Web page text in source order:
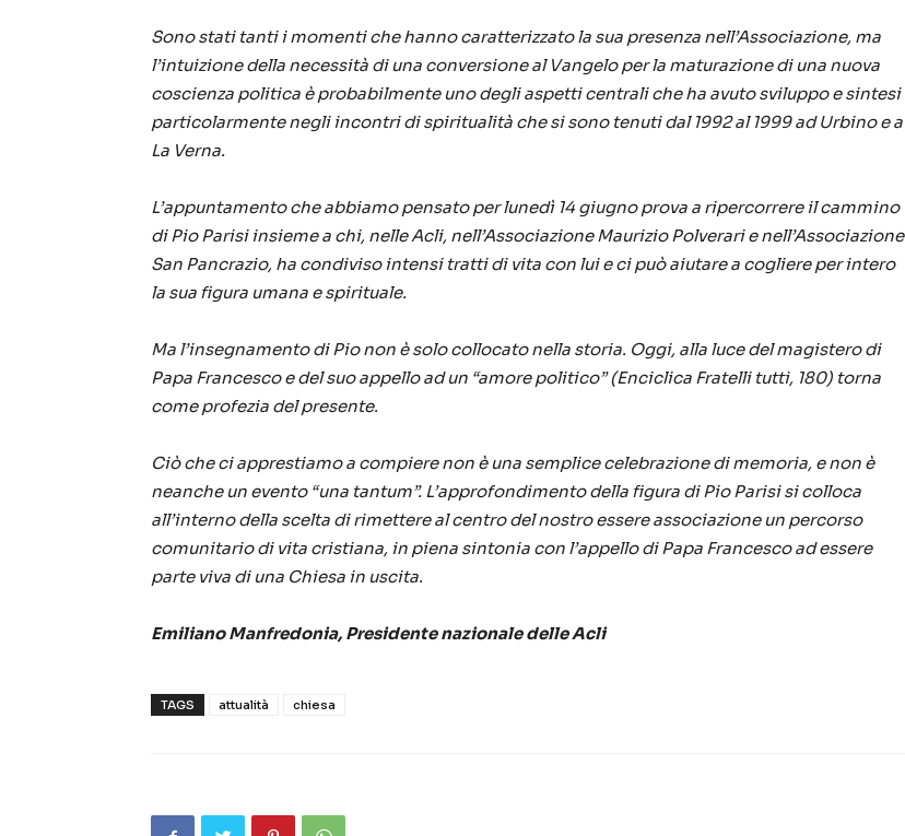
Sono stati tanti i momenti che hanno caratterizzato la sua presenza nell’Associazione, ma
l’intuizione della necessità di una conversione al Vangelo per la maturazione di una nuova
coscienza politica è probabilmente uno degli aspetti centrali che ha avuto sviluppo e sintesi
particolarmente negli incontri di spiritualità che si sono tenuti dal 1992 al 1999 ad Urbino e a
La Verna.
L’appuntamento che abbiamo pensato per lunedì 14 giugno prova a ripercorrere il cammino
di Pio Parisi insieme a chi, nelle Acli, nell’Associazione Maurizio Polverari e nell’Associazione
San Pancrazio, ha condiviso intensi tratti di vita con lui e ci può aiutare a cogliere per intero
la sua figura umana e spirituale.
Ma l’insegnamento di Pio non è solo collocato nella storia. Oggi, alla luce del magistero di
Papa Francesco e del suo appello ad un “amore politico” (Enciclica Fratelli tutti, 180) torna
come profezia del presente.
Ciò che ci apprestiamo a compiere non è una semplice celebrazione di memoria, e non è
neanche un evento “una tantum”. L’approfondimento della figura di Pio Parisi si colloca
all’interno della scelta di rimettere al centro del nostro essere associazione un percorso
comunitario di vita cristiana, in piena sintonia con l’appello di Papa Francesco ad essere
parte viva di una Chiesa in uscita.
Emiliano Manfredonia, Presidente nazionale delle Acli
TAGS attualità chiesa